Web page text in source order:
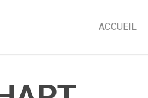
ACCUEIL